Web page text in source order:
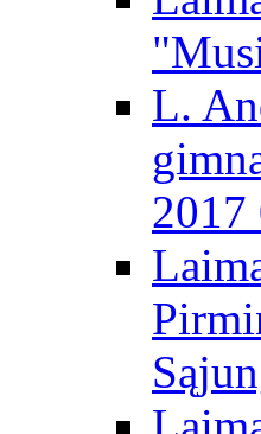
L.
2017